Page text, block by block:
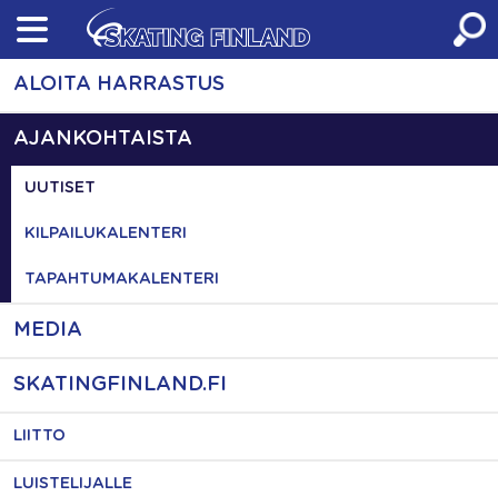
Skip
content
ALOITA HARRASTUS
AJANKOHTAISTA
UUTISET
KILPAILUKALENTERI
TAPAHTUMAKALENTERI
MEDIA
SKATINGFINLAND.FI
LIITTO
LUISTELIJALLE